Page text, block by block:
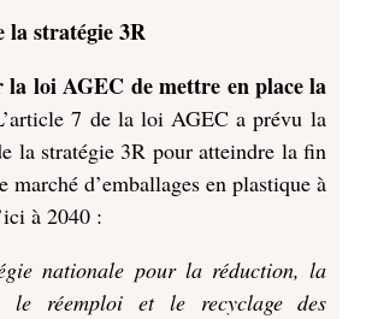
la stratégie 3R
loi AGEC de mettre en place la
7 de la loi AGEC a prévu la
la stratégie 3R pour atteindre la fin
marché d’emballages en plastique à
à 2040 :
nationale pour la réduction, la
le réemploi et le recyclage des